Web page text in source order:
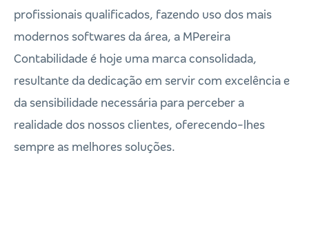
profissionais qualificados, fazendo uso dos mais
modernos softwares da área, a MPereira
Contabilidade é hoje uma marca consolidada,
resultante da dedicação em servir com excelência e
da sensibilidade necessária para perceber a
realidade dos nossos clientes, oferecendo-lhes
sempre as melhores soluções.